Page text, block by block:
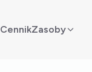
CennikZasoby